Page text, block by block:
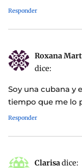
Responder
Roxana
dice:
Soy una cubana y
tiempo que me lo
Responder
Clarisadice: